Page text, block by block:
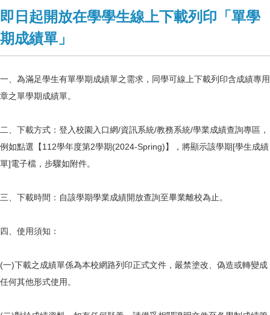
即日起開放在學學生線上下載列印「單學
期成績單」
一、為滿足學生有單學期成績單之需求，同學可線上下載列印含成績專用
章之單學期成績單。
二、下載方式：登入校園入口網/資訊系統/教務系統/學業成績查詢專區，
例如點選【112學年度第2學期(2024-Spring)】，將顯示該學期[學生成績
單]電子檔，步驟如附件。
三、下載時間：自該學期學業成績開放查詢至畢業離校為止。
四、使用須知：
(一)下載之成績單係為本校網路列印正式文件，嚴禁塗改、偽造或轉變成
任何其他形式使用。